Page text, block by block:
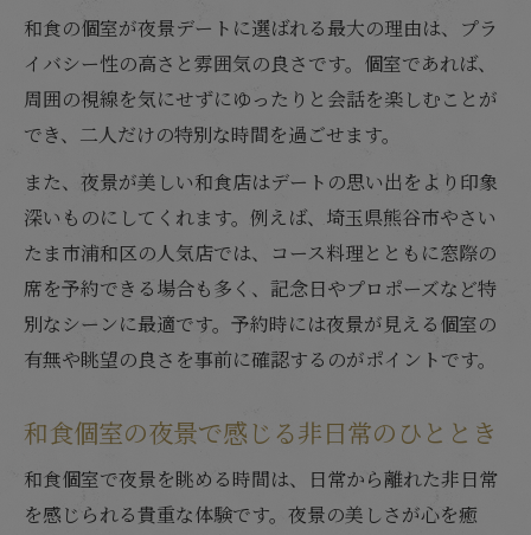
和食の個室が夜景デートに選ばれる最大の理由は、プラ
イバシー性の高さと雰囲気の良さです。個室であれば、
周囲の視線を気にせずにゆったりと会話を楽しむことが
でき、二人だけの特別な時間を過ごせます。
また、夜景が美しい和食店はデートの思い出をより印象
深いものにしてくれます。例えば、埼玉県熊谷市やさい
たま市浦和区の人気店では、コース料理とともに窓際の
席を予約できる場合も多く、記念日やプロポーズなど特
別なシーンに最適です。予約時には夜景が見える個室の
有無や眺望の良さを事前に確認するのがポイントです。
和食個室の夜景で感じる非日常のひととき
和食個室で夜景を眺める時間は、日常から離れた非日常
を感じられる貴重な体験です。夜景の美しさが心を癒